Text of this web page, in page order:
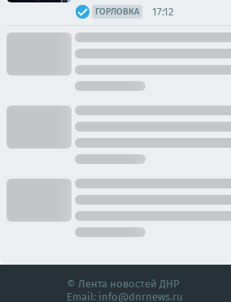
ГОРЛОВКА 17:12
© Лента новостей ДНР
Email: info@dnrnews.ru